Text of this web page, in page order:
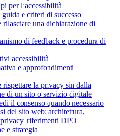
per l’accessibilità
e criteri di successo
rilasciare una dichiarazione di
di feedback e procedura di
accessibilità
e approfondimenti
rispettare la privacy sin dalla
di un sito o servizio digitale
il consenso quando necessario
del sito web: architettura,
riferimenti DPO
e strategia